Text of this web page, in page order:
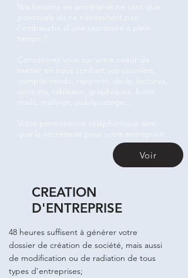
Vos besoins en secrétariat ne sont que
ponctuels ou ne nécessitent pas
l'embauche d'une secrétaire à plein
temps ?
Concentrez vous sur votre coeur de
métier en nous confiant vos courriers,
compte-rendu, rapports, devis, factures,
contrats, tableaux, graphiques, boite
mails, mailings, publipostage...
Votre permanence téléphonique ainsi
que le secrétariat pour votre entreprise.
Voir
CREATION
D'ENTREPRISE
48 heures suffisent à générer votre
dossier de création de société, mais aussi
de modification ou de radiation de tous
types d'entreprises;